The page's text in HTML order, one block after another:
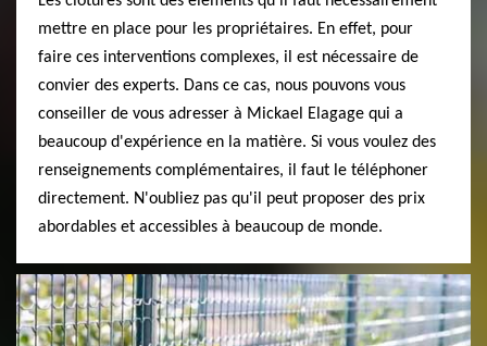
mettre en place pour les propriétaires. En effet, pour
faire ces interventions complexes, il est nécessaire de
convier des experts. Dans ce cas, nous pouvons vous
conseiller de vous adresser à Mickael Elagage qui a
beaucoup d'expérience en la matière. Si vous voulez des
renseignements complémentaires, il faut le téléphoner
directement. N'oubliez pas qu'il peut proposer des prix
abordables et accessibles à beaucoup de monde.